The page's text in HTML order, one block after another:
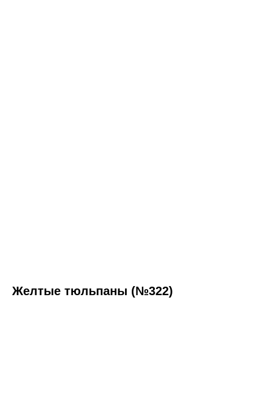
Желтые тюльпаны (№322)